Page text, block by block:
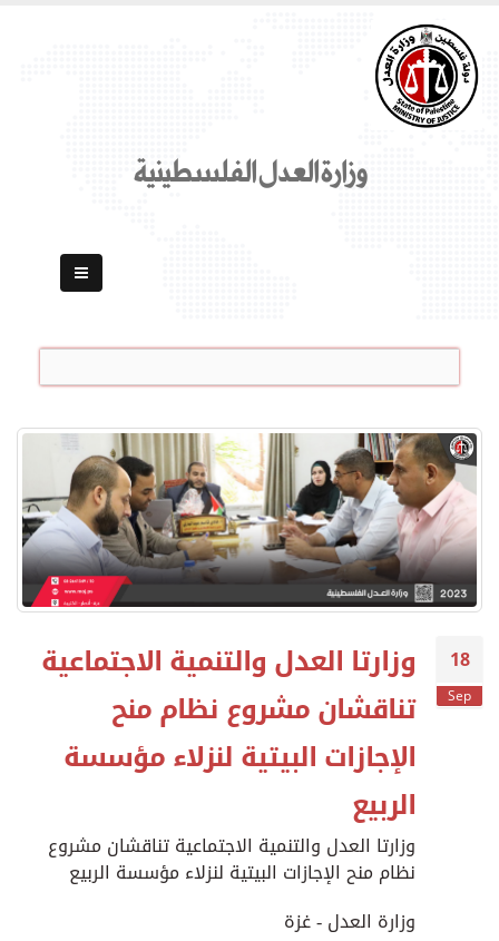
وزارة العدل الفلسطينية
18
Sep
وزارتا العدل والتنمية الاجتماعية
تناقشان مشروع نظام منح
الإجازات البيتية لنزلاء مؤسسة
الربيع
وزارتا العدل والتنمية الاجتماعية تناقشان مشروع
نظام منح الإجازات البيتية لنزلاء مؤسسة الربيع
وزارة العدل - غزة